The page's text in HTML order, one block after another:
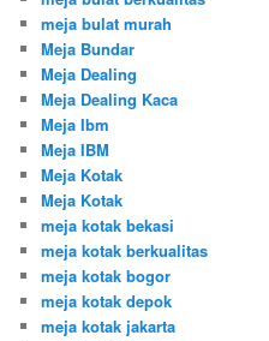
meja bulat murah
Meja Bundar
Meja Dealing
Meja Dealing Kaca
Meja Ibm
Meja IBM
Meja Kotak
Meja Kotak
meja kotak bekasi
meja kotak berkualitas
meja kotak bogor
meja kotak depok
meja kotak jakarta